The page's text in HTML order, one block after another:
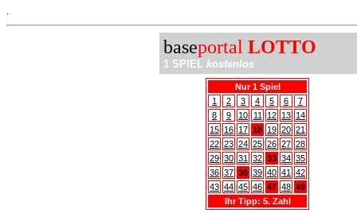
baseportal LOTTO
1 SPIEL kostenlos
Nur 1 Spiel
1
2 3 4 5 6
7
8
9 10 11 12 13 14
15 16 17 18 19 20 21
22 23 24 25 26 27 28
29 30 31 32 33 34 35
36 37 38 39 40 41
42
43 44 45 46 47 48 49
Ihr Tipp: 5. Zahl